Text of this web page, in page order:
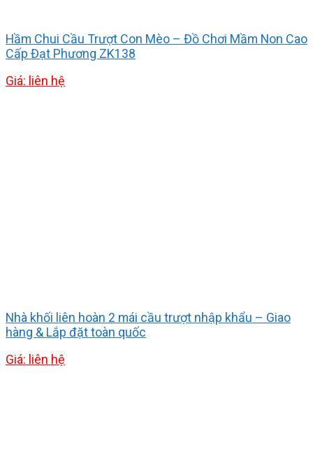
Hầm Chui Cầu Trượt Con Mèo – Đồ Chơi Mầm Non Cao
Cấp Đạt Phương ZK138
Giá: liên hệ
Nhà khối liên hoàn 2 mái cầu trượt nhập khẩu – Giao
hàng & Lắp đặt toàn quốc
Giá: liên hệ